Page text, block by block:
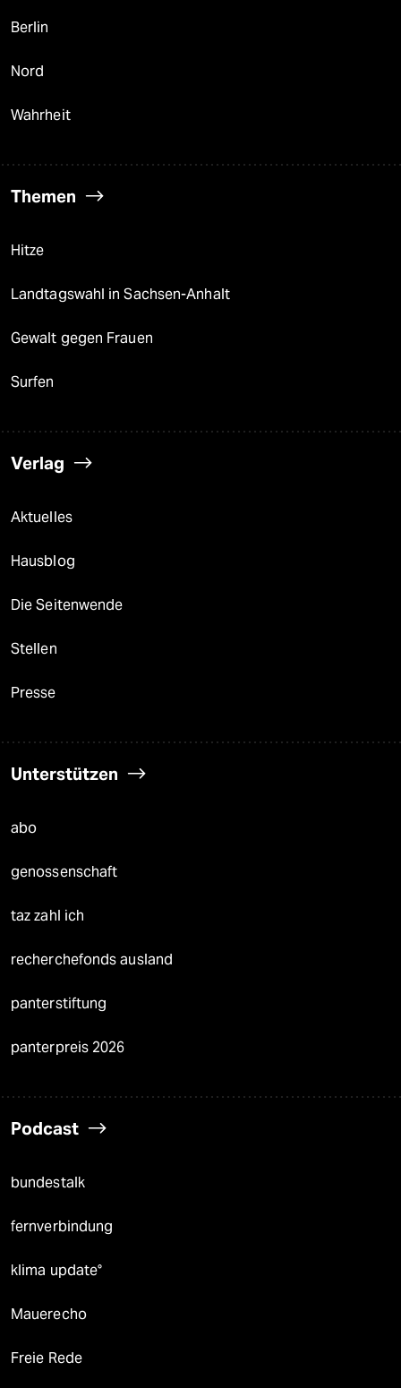
Berlin
Nord
Wahrheit
Themen
Hitze
Landtagswahl in Sachsen-Anhalt
Gewalt gegen Frauen
Surfen
Verlag
Aktuelles
Hausblog
Die Seitenwende
Stellen
Presse
Unterstützen
abo
genossenschaft
taz zahl ich
recherchefonds ausland
panterstiftung
panterpreis 2026
Podcast
bundestalk
fernverbindung
klima update°
Mauerecho
Freie Rede